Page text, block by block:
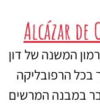
המשנה של דון
בכל הרפובליקה
במבנה המרשים